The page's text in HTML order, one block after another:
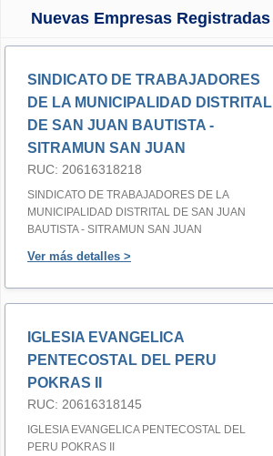
Nuevas Empresas Registradas
SINDICATO DE TRABAJADORES
DE LA MUNICIPALIDAD DISTRITAL
DE SAN JUAN BAUTISTA -
SITRAMUN SAN JUAN
RUC: 20616318218
SINDICATO DE TRABAJADORES DE LA
MUNICIPALIDAD DISTRITAL DE SAN JUAN
BAUTISTA - SITRAMUN SAN JUAN
Ver más detalles >
IGLESIA EVANGELICA
PENTECOSTAL DEL PERU
POKRAS II
RUC: 20616318145
IGLESIA EVANGELICA PENTECOSTAL DEL
PERU POKRAS II